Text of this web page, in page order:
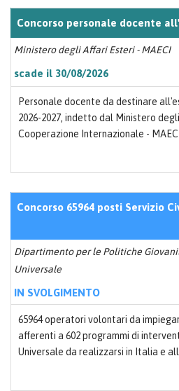
Concorso personale docente
Ministero degli Affari Esteri - MAECI
scade il 30/08/2026
Personale docente da destinare
2026-2027, indetto dal Ministero
Cooperazione Internazionale - MAECI
Concorso 65964 posti Servizio
Dipartimento per le Politiche
Universale
IN SVOLGIMENTO
65964 operatori volontari da
afferenti a 602 programmi di
Universale da realizzarsi in Italia e